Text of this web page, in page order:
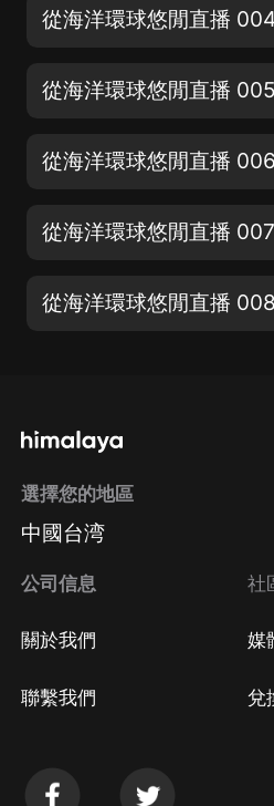
從海洋環球悠閒直播
選擇您的地區
中國台湾
公司信息
關於我們
聯繫我們
社
媒
兌